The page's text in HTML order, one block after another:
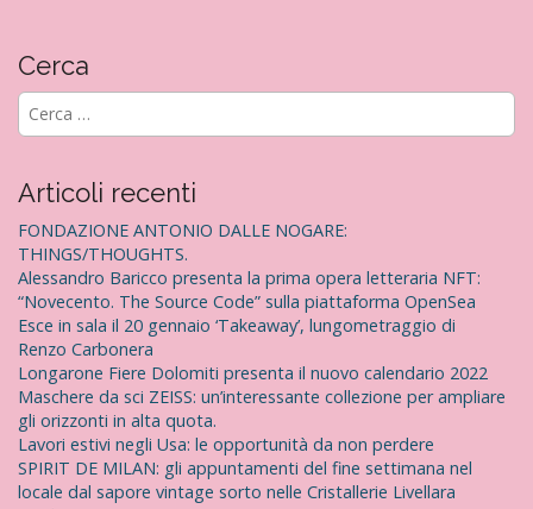
Cerca
R
r
c
a
p
e
r
:
Articoli recenti
FONDAZIONE ANTONIO DALLE NOGARE:
THINGS/THOUGHTS.
Alessandro Baricco presenta la prima opera letteraria NFT:
“Novecento. The Source Code” sulla piattaforma OpenSea
Esce in sala il 20 gennaio ‘Takeaway’, lungometraggio di
Renzo Carbonera
Longarone Fiere Dolomiti presenta il nuovo calendario 2022
Maschere da sci ZEISS: un’interessante collezione per ampliare
gli orizzonti in alta quota.
Lavori estivi negli Usa: le opportunità da non perdere
SPIRIT DE MILAN: gli appuntamenti del fine settimana nel
locale dal sapore vintage sorto nelle Cristallerie Livellara